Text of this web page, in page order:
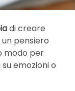
di creare
pensiero
modo per
emozioni o